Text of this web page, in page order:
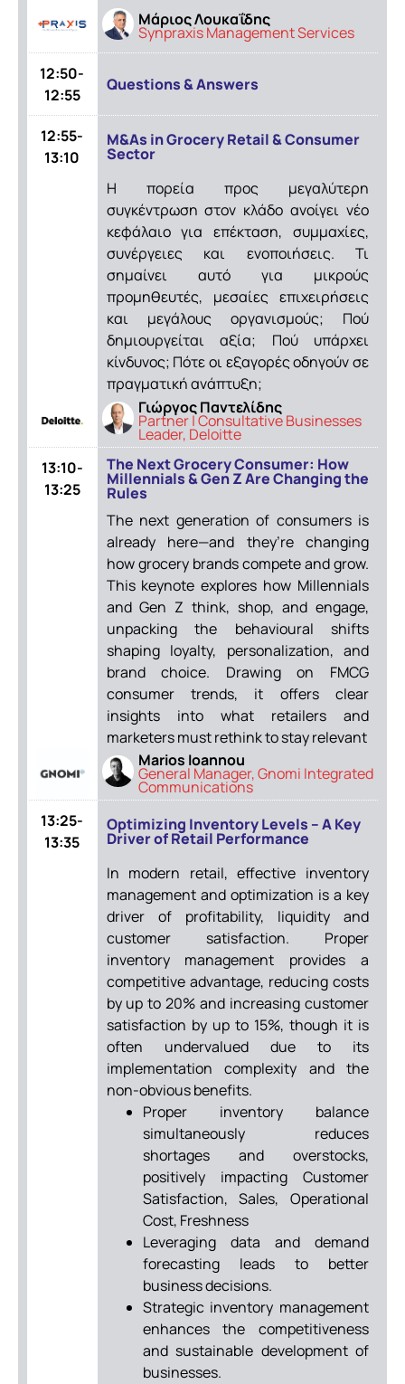
Μάριος Λουκαΐδης
Synpraxis Management Services
12:50-
12:55
Questions & Answers
12:55-
13:10
M&As in Grocery Retail & Consumer
Sector
Η πορεία προς μεγαλύτερη
συγκέντρωση στον κλάδο ανοίγει νέο
κεφάλαιο για επέκταση, συμμαχίες,
συνέργειες και ενοποιήσεις. Τι
σημαίνει αυτό για μικρούς
προμηθευτές, μεσαίες επιχειρήσεις
και μεγάλους οργανισμούς; Πού
δημιουργείται αξία; Πού υπάρχει
κίνδυνος; Πότε οι εξαγορές οδηγούν σε
πραγματική ανάπτυξη;
Γιώργος Παντελίδης
Partner | Consultative Businesses
Leader, Deloitte
13:10-
13:25
The Next Grocery Consumer: How
Millennials & Gen Z Are Changing the
Rules
The next generation of consumers is
already here—and they’re changing
how grocery brands compete and grow.
This keynote explores how Millennials
and Gen Z think, shop, and engage,
unpacking the behavioural shifts
shaping loyalty, personalization, and
brand choice. Drawing on FMCG
consumer trends, it offers clear
insights into what retailers and
marketers must rethink to stay relevant
Marios Ioannou
General Manager, Gnomi Integrated
Communications
13:25-
13:35
Optimizing Inventory Levels – A Key
Driver of Retail Performance
In modern retail, effective inventory
management and optimization is a key
driver of profitability, liquidity and
customer satisfaction. Proper
inventory management provides a
competitive advantage, reducing costs
by up to 20% and increasing customer
satisfaction by up to 15%, though it is
often undervalued due to its
implementation complexity and the
non-obvious benefits.
Proper inventory balance
simultaneously reduces
shortages and overstocks,
positively impacting Customer
Satisfaction, Sales, Operational
Cost, Freshness
Leveraging data and demand
forecasting leads to better
business decisions.
Strategic inventory management
enhances the competitiveness
and sustainable development of
businesses.